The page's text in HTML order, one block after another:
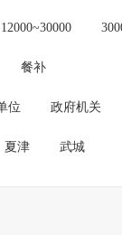
12000~30000
餐补
位 政府机关
夏津 武城